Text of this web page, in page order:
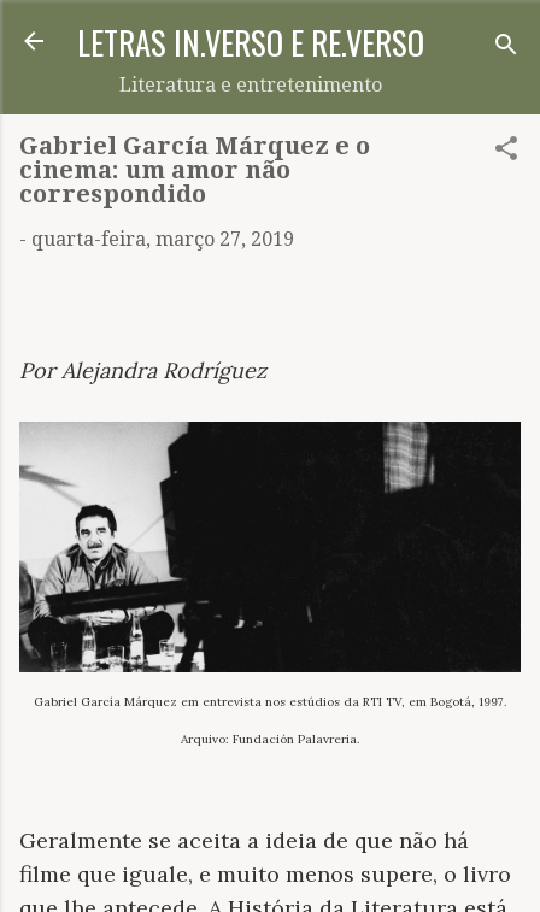
Pular para o conteúdo principal
LETRAS IN.VERSO E RE.VERSO
Literatura e entretenimento
Gabriel García Márquez e o
cinema: um amor não
correspondido
- quarta-feira, março 27, 2019
Por Alejandra Rodríguez
Gabriel García Márquez em entrevista nos estúdios da RTI TV, em Bogotá, 1997.
Arquivo: Fundación Palavreria.
Geralmente se aceita a ideia de que não há
filme que iguale, e muito menos supere, o livro